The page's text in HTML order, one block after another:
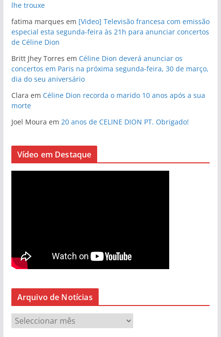
lhe trouxe
fatima marques em [Video] Televisão francesa com emissão
especial esta segunda-feira às 21h para anunciar concertos
de Céline Dion
Britt Jhey Torres em Céline Dion deverá anunciar os
concertos em Paris na próxima segunda-feira, 30 de março,
dia do seu aniversário
Clara em Céline Dion recorda o marido 10 anos após a sua
morte
Joel Moura em 20 anos de CELINE DION PT. Obrigado!
Vídeo em Destaque
Arquivo de Notícias
r